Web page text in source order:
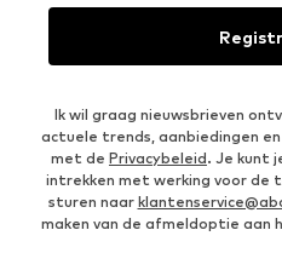
Ik wil graag nieuwsbrieven
actuele trends, aanbiedingen
met de Privacybeleid. Je kunt
intrekken met werking voor de
sturen naar
maken van de afmeldoptie aan